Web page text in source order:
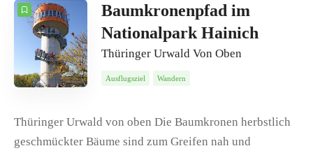
Baumkronenpfad im
Nationalpark Hainich
Thüringer Urwald Von Oben
Ausflugsziel Wandern
Thüringer Urwald von oben Die Baumkronen herbstlich
geschmückter Bäume sind zum Greifen nah und